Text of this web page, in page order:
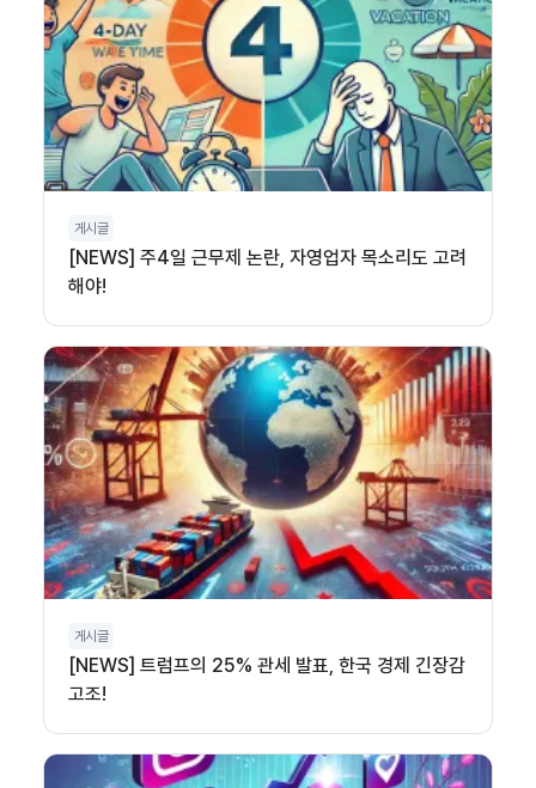
게시글
[NEWS] 주4일 근무제 논란, 자영업자 목소리도 고려
해야!
게시글
[NEWS] 트럼프의 25% 관세 발표, 한국 경제 긴장감
고조!